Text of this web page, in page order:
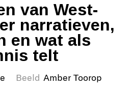
van West-
narratieven,
en wat als
telt
Beeld Amber Toorop